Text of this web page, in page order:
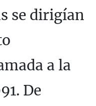
se dirigían
a la
De